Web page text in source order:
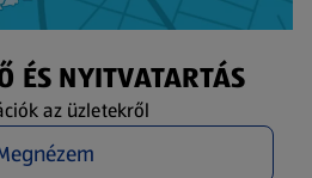
ÉS NYITVATARTÁS
az üzletekről